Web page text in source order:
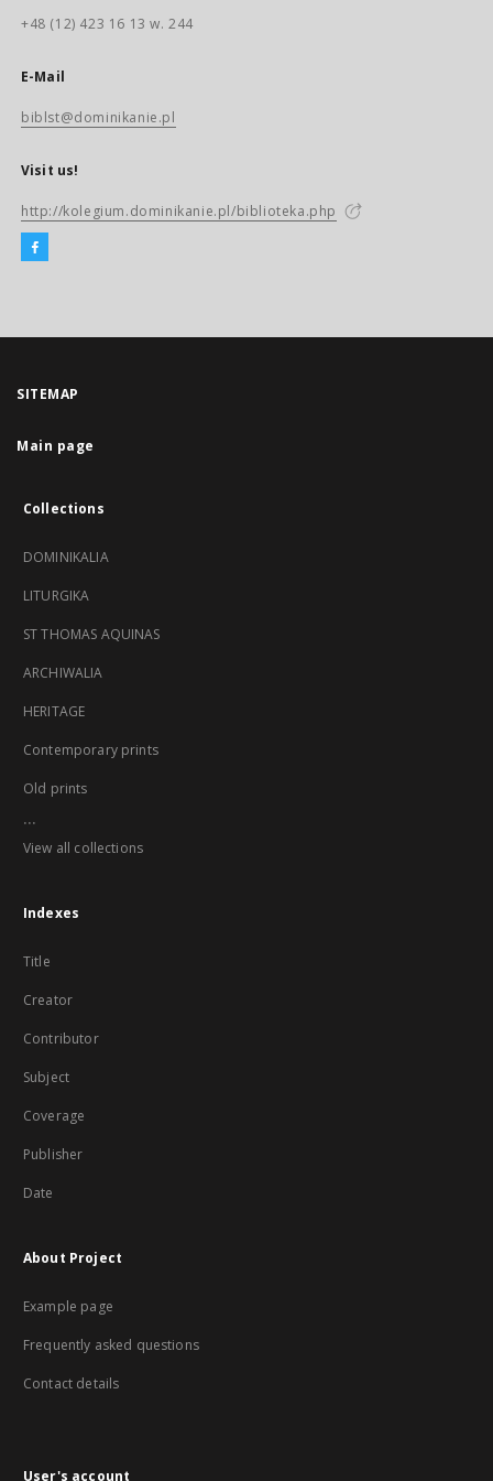
+48 (12) 423 16 13 w. 244
E-Mail
biblst@dominikanie.pl
Visit us!
http://kolegium.dominikanie.pl/biblioteka.php
SITEMAP
Main page
Collections
DOMINIKALIA
LITURGIKA
ST THOMAS AQUINAS
ARCHIWALIA
HERITAGE
Contemporary prints
Old prints
...
View all collections
Indexes
Title
Creator
Contributor
Subject
Coverage
Publisher
Date
About Project
Example page
Frequently asked questions
Contact details
User's account